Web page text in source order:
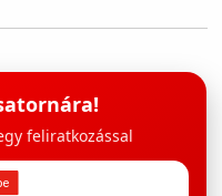
feliratkozással